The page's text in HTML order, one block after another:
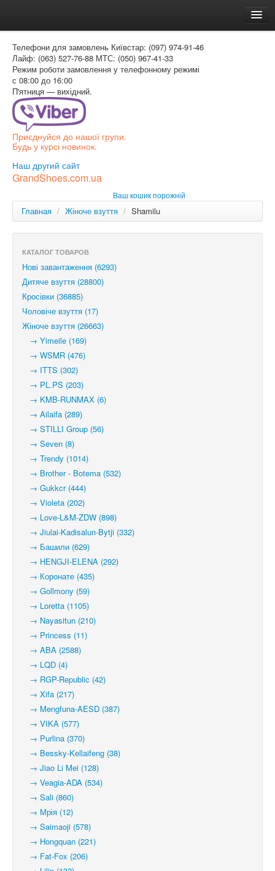
Доставка и оплата
Как заказать
Контакти
Таблиця розмірів
Вхід для покупця
РОС
Телефони для замовлень Київстар: (097) 974-91-46
Лайф: (063) 527-76-88 МТС: (050) 967-41-33
Режим роботи замовлення у телефонному режимі
с 08:00 до 16:00
П'ятниця — вихідний.
Приєднуйся до нашої групи.
Будь у курсі новинок.
Наш другий сайт
GrandShoes.com.ua
Ваш кошик порожній
Главная / Жіноче взуття / Shamilu
КАТАЛОГ ТОВАРОВ
Нові завантаження (6293)
Дитяче взуття (28800)
Кросівки (36885)
Чоловіче взуття (17)
Жіноче взуття (26663)
→ Yimeile (169)
→ WSMR (476)
→ ITTS (302)
→ PL.PS (203)
→ KMB-RUNMAX (6)
→ Ailaifa (289)
→ STILLI Group (56)
→ Seven (8)
→ Trendy (1014)
→ Brother - Botema (532)
→ Gukkcr (444)
→ Violeta (202)
→ Love-L&M-ZDW (898)
→ Jiulai-Kadisalun-Bytji (332)
→ Башили (629)
→ HENGJI-ELENA (292)
→ Коронате (435)
→ Gollmony (59)
→ Loretta (1105)
→ Nayasitun (210)
→ Princess (11)
→ ABA (2588)
→ LQD (4)
→ RGP-Republic (42)
→ Xifa (217)
→ Mengfuna-AESD (387)
→ VIKA (577)
→ Purlina (370)
→ Bessky-Kellaifeng (38)
→ Jiao Li Mei (128)
→ Veagia-ADA (534)
→ Sali (860)
→ Мрія (12)
→ Saimaoji (578)
→ Hongquan (221)
→ Fat-Fox (206)